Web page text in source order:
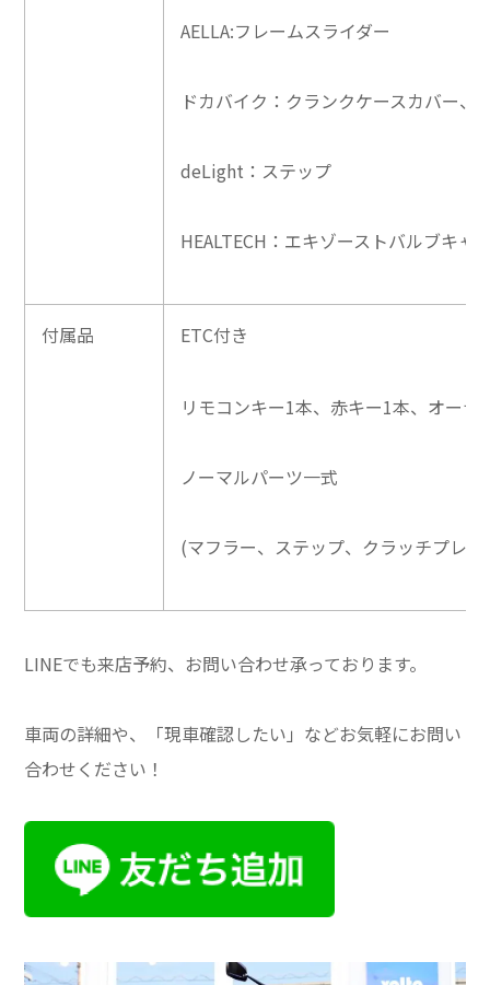
AELLA:フレームスライダー
ドカバイク：クランクケースカバー
deLight：ステップ
HEALTECH：エキゾーストバルブキャ
付属品 ETC付き
リモコンキー1本、赤キー1本、オーナ
ノーマルパーツ一式
(マフラー、ステップ、クラッチプレ
LINEでも来店予約、お問い合わせ承っております。
車両の詳細や、「現車確認したい」などお気軽にお問い
合わせください！